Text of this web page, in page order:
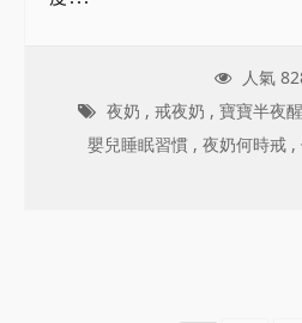
人氣
夜奶 , 戒夜奶 , 寶寶半夜
嬰兒睡眠習慣 , 夜奶何時戒 ,